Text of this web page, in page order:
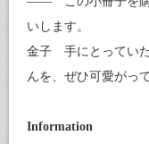
いします。
金子 手にとってい
んを、ぜひ可愛がっ
Information